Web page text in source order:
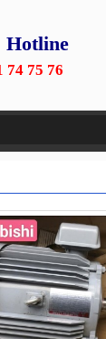
74 75 76